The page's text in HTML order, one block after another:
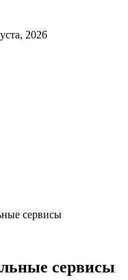
2026
сервисы
сервисы